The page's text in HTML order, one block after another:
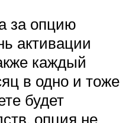
за опцию
активации
каждый
в одно и тоже
будет
опция не